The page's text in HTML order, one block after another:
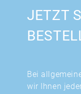
JETZT
Bei
wir Ihnen